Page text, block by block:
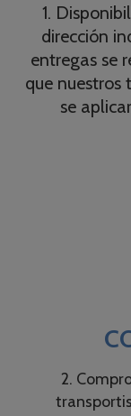
1.
dirección
entregas se
que nuestros
se
2.